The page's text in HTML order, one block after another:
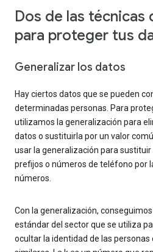
Dos de las técnicas
para proteger tus
Generalizar los datos
Hay ciertos datos que se pueden
determinadas personas. Para
utilizamos la generalización para
datos o sustituirla por un valor
usar la generalización para
prefijos o números de teléfono por
números.
Con la generalización,
estándar del sector que se utiliza
ocultar la identidad de las personas